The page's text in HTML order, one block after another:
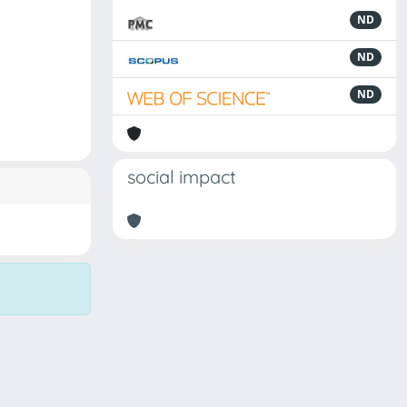
ND
ND
ND
social impact